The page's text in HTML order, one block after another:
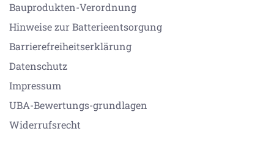
Bauprodukten-Verordnung
Hinweise zur Batterieentsorgung
Barrierefreiheitserklärung
Datenschutz
Impressum
UBA-Bewertungs-grundlagen
Widerrufsrecht